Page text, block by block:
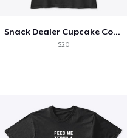
Snack Dealer Cupcake Cookie and Milk
$20